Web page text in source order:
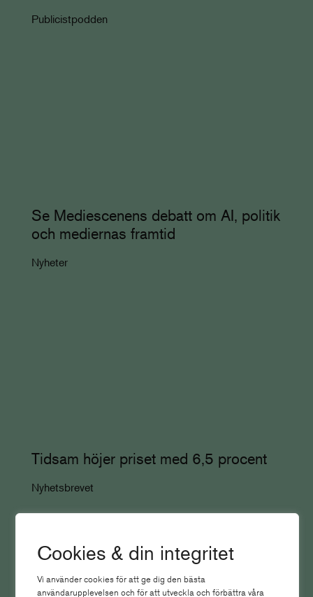
Cookies & din integritet
Vi använder cookies för att ge dig den bästa
användarupplevelsen och för att utveckla och förbättra våra
Publicistpodden
Se Mediescenens debatt om AI, politik
och mediernas framtid
Nyheter
Tidsam höjer priset med 6,5 procent
Nyhetsbrevet